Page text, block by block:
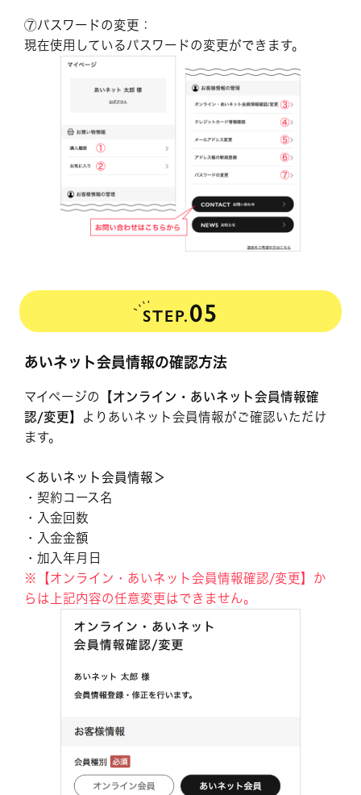
⑦パスワードの変更：
現在使用しているパスワードの変更ができます。
STEP.05
あいネット会員情報の確認方法
マイページの 【オンライン・あいネット会員情報確
認/変更】
よりあいネット会員情報がご確認いただけ
ます。
＜あいネット会員情報＞
・契約コース名
・入金回数
・入金金額
・加入年月日
※【オンライン・あいネット会員情報確認/変更】か
らは上記内容の任意変更はできません。